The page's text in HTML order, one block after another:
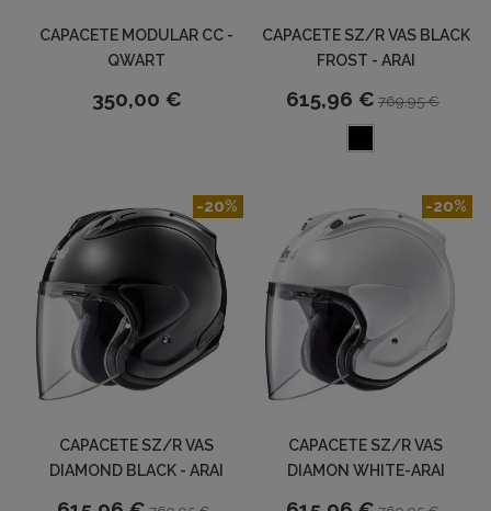
CAPACETE MODULAR CC -
QWART
350,00 €
CAPACETE SZ/R VAS BLACK
FROST - ARAI
615,96 € 769,95 €
CAPACETE SZ/R VAS
DIAMOND BLACK - ARAI
-20%
CAPACETE SZ/R VAS
DIAMON WHITE-ARAI
-20%